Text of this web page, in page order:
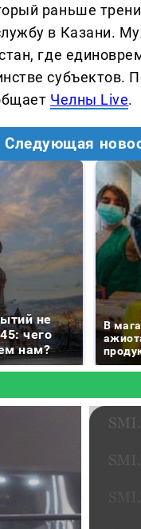
раньше
в Казани.
где
субъектов.
Челны Live.
Следующая
не
чего
нам?
В